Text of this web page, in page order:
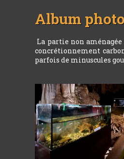
Album
La partie non
concrétionnement
parfois de minuscules